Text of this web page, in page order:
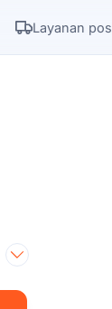
Layanan pos